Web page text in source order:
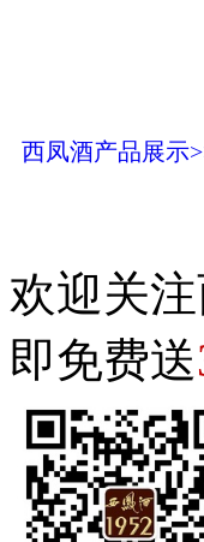
西凤酒产品展示
欢迎关
即免费送